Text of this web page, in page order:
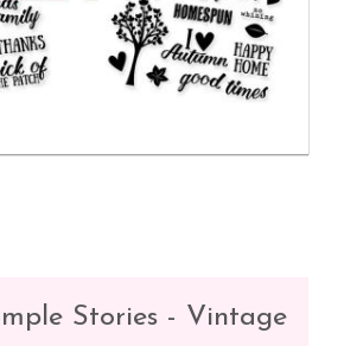
Stories - Vintage